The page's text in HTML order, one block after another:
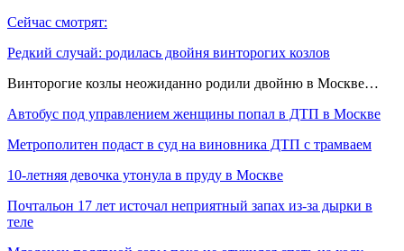
Сейчас смотрят:
Редкий случай: родилась двойня винторогих козлов
Винторогие козлы неожиданно родили двойню в Москве…
Автобус под управлением женщины попал в ДТП в Москве
Метрополитен подаст в суд на виновника ДТП с трамваем
10-летняя девочка утонула в пруду в Москве
Почтальон 17 лет источал неприятный запах из-за дырки в
теле